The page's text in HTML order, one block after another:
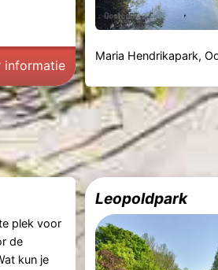
informatie
Maria Hendrikapark,
plek voor
de
kun je
Leopoldpark